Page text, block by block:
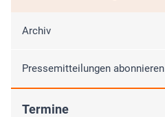
Archiv
Pressemitteilungen abonnieren
Termine